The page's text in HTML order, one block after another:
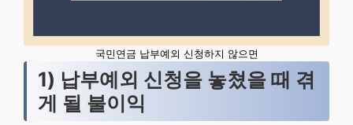
국민연금 납부예외 신청하지 않으면
1) 납부예외 신청을 놓쳤을 때 겪
게 될 불이익